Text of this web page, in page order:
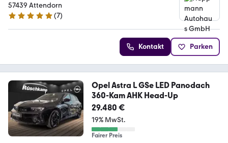
57439 Attendorn
4.9 Sterne
(7)
Kontakt Parken
Opel Astra L GSe LED Panodach
360-Kam AHK Head-Up
29.480 €
19% MwSt.
Fairer Preis